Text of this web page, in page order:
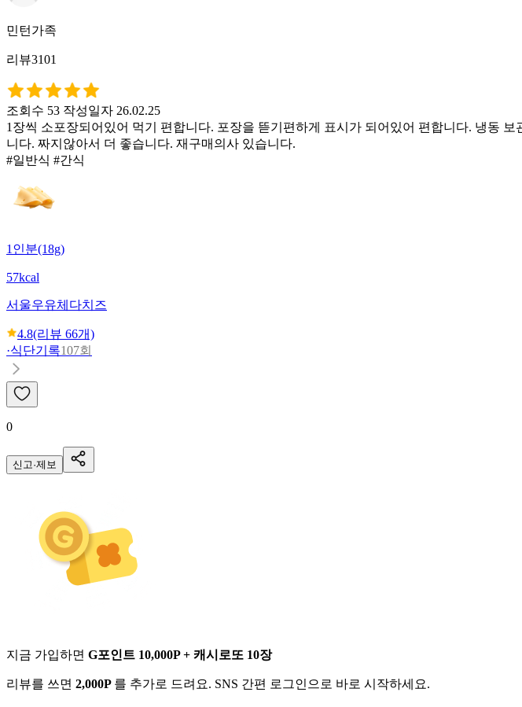
민턴가족
리뷰3101
조회수 53 작성일자 26.02.25
1장씩 소포장되어있어 먹기 편합니다. 포장을 뜯기편하게 표시가 되어있어 편합니다. 냉동
니다. 짜지않아서 더 좋습니다. 재구매의사 있습니다.
#일반식 #간식
1인분(18g)
57kcal
서울우유체다치즈
4.8(리뷰 66개)
·식단기록107회
0
신고·제보
지금 가입하면 G포인트 10,000P + 캐시로또 10장
리뷰를 쓰면 2,000P 를 추가로 드려요. SNS 간편 로그인으로 바로 시작하세요.